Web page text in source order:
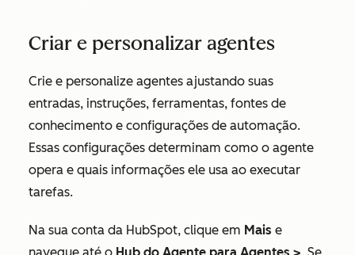
Criar e personalizar agentes
Crie e personalize agentes ajustando suas
entradas, instruções, ferramentas, fontes de
conhecimento e configurações de automação.
Essas configurações determinam como o agente
opera e quais informações ele usa ao executar
tarefas.
Na sua conta da HubSpot, clique em Mais e